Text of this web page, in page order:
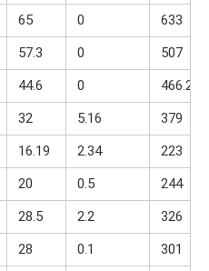
65 0
633
57.3 0
507
44.6 0
466.2
32 5.16
379
16.19 2.34
223
20 0.5
244
28.5 2.2
326
28 0.1
301